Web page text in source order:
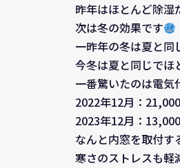
昨年はほとんど除湿
次は冬の効果です
一昨年の冬は夏と同
今冬は夏と同じでほ
一番驚いたのは電気
2022年12月：21,000
2023年12月：13,000
なんと内窓を取付
寒さのストレスも軽